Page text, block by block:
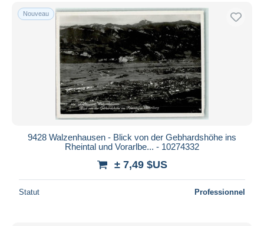
Nouveau
9428 Walzenhausen - Blick von der Gebhardshöhe ins
Rheintal und Vorarlbe... - 10274332
± 7,49 $US
Statut Professionnel